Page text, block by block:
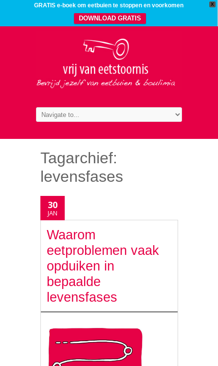
X
GRATIS e-boek om eetbuien te stoppen en voorkomen
DOWNLOAD GRATIS
Tagarchief:
levensfases
30
JAN
Waarom
eetproblemen vaak
opduiken in
bepaalde
levensfases